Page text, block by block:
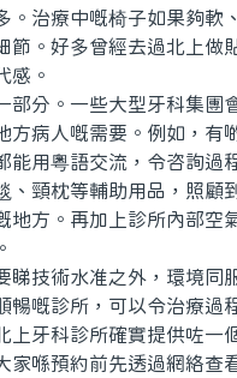
治療中嘅椅子如果夠軟
。好多曾經去過北上做
感。
分。一些大型牙科集團
病人嘅需要。例如，有
用粵語交流，令咨詢過
頸枕等輔助用品，照顧
地方。再加上診所內部空
技術水准之外，環境同
嘅診所，可以令治療過
牙科診所確實提供咗一
喺預約前先透過網絡查